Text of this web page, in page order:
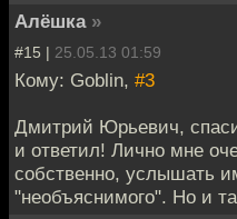
Алёшка »
#15 | 25.05.13 01:59
Кому: Goblin, #3
Дмитрий Юрьевич,
и ответил! Лично мне
собственно, услышать
"необъяснимого". Но и